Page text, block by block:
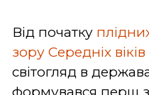
Від початку
зору Середніх віків
світогляд в
формувався перш